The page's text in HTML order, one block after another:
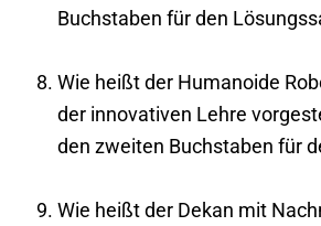
Buchstaben für den
Wie heißt der Humanoide
der innovativen Lehre
den zweiten Buchstaben für
Wie heißt der Dekan mit